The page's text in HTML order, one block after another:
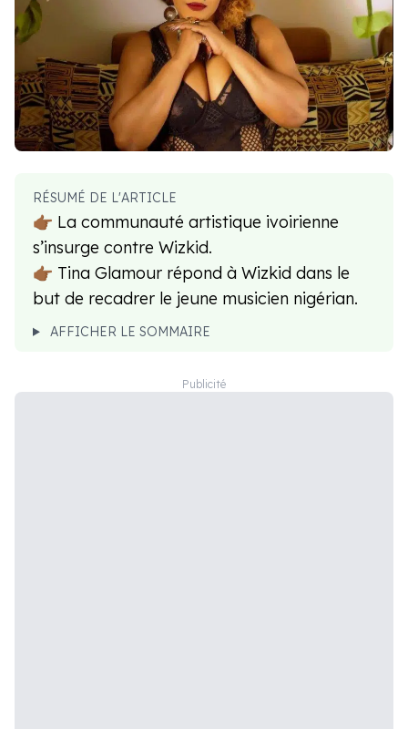
RÉSUMÉ DE L'ARTICLE
👉🏾 La communauté artistique ivoirienne
s’insurge contre Wizkid.
👉🏾 Tina Glamour répond à Wizkid dans le
but de recadrer le jeune musicien nigérian.
AFFICHER LE SOMMAIRE